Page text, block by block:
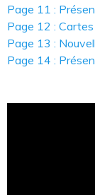
Page 11 :
Page 12 :
Page 13 :
Page 14 :